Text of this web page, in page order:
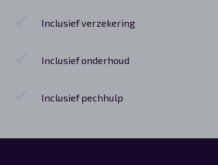
Inclusief verzekering
Inclusief onderhoud
Inclusief pechhulp